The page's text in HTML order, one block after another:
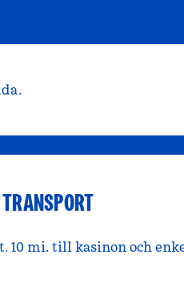
10 mi. till kasinon och